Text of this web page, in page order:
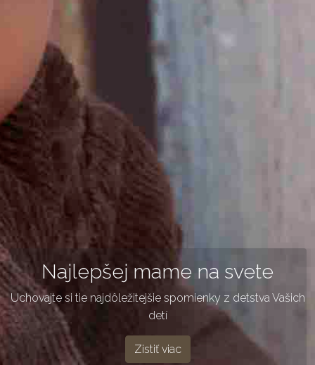
Najlepšej mame na svete
Uchovajte si tie najdôležitejšie spomienky z detstva Vašich
detí
Zistiť viac